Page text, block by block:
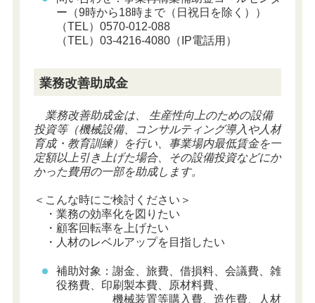
ー（9時から18時まで（日祝日を除く））
（TEL）0570-012-088
（TEL）03-4216-4080（IP電話用）
業務改善助成金
業務改善助成金は、 生産性向上のための設備
投資等（機械設備、コンサルティング導入や人材
育成・教育訓練）を行い、事業場内最低賃金を一
定額以上引き上げた場合、その設備投資などにか
かった費用の一部を助成します。
＜こんな時にご検討ください＞
・業務の効率化を図りたい
・顧客回転率を上げたい
・人材のレベルアップを目指したい
補助対象：謝金、旅費、借損料、会議費、雑
役務費、印刷製本費、原材料費、
機械装置等購入費、造作費、人材